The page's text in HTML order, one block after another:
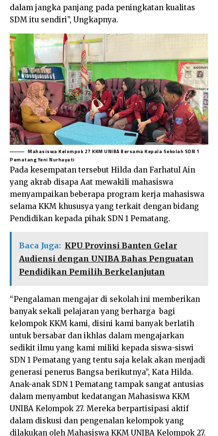
dalam jangka panjang pada peningkatan kualitas
SDM itu sendiri”, Ungkapnya.
Mahasiswa Kelompok 27 KKM UNIBA Bersama Kepala Sekolah SDN 1
Pematang Yeni Nurhayati
Pada kesempatan tersebut Hilda dan Farhatul Ain
yang akrab disapa Aat mewakili mahasiswa
menyampaikan beberapa program kerja mahasiswa
selama KKM khususya yang terkait dengan bidang
Pendidikan kepada pihak SDN 1 Pematang.
Baca Juga: KPU Provinsi Banten Gelar
Audiensi dengan UNIBA Bahas Penguatan
Pendidikan Pemilih Berkelanjutan
“Pengalaman mengajar di sekolah ini memberikan
banyak sekali pelajaran yang berharga bagi
kelompok KKM kami, disini kami banyak berlatih
untuk bersabar dan ikhlas dalam mengajarkan
sedikit ilmu yang kami miliki kepada siswa-siswi
SDN 1 Pematang yang tentu saja kelak akan menjadi
generasi penerus Bangsa berikutnya”, Kata Hilda.
Anak-anak SDN 1 Pematang tampak sangat antusias
dalam menyambut kedatangan Mahasiswa KKM
UNIBA Kelompok 27. Mereka berpartisipasi aktif
dalam diskusi dan pengenalan kelompok yang
dilakukan oleh Mahasiswa KKM UNIBA Kelompok 27.